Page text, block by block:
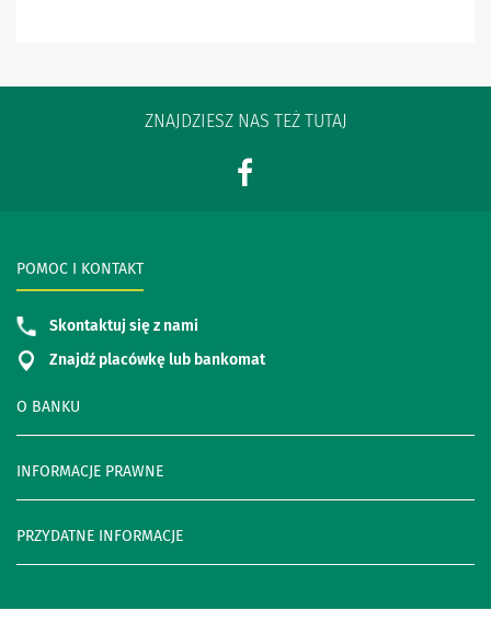
ZNAJDZIESZ NAS TEŻ TUTAJ
O BANKU
INFORMACJE PRAWNE
PRZYDATNE INFORMACJE
POMOC I KONTAKT
Skontaktuj się z nami
Znajdź placówkę lub bankomat